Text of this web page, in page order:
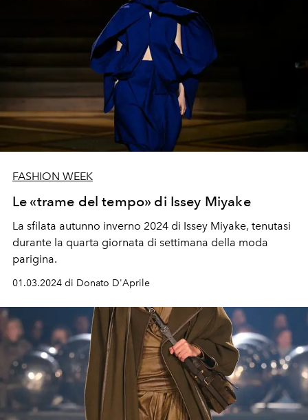
FASHION WEEK
Le «trame del tempo» di Issey Miyake
La sfilata autunno inverno 2024 di Issey Miyake, tenutasi
durante la quarta giornata di settimana della moda
parigina.
01.03.2024 di Donato D'Aprile